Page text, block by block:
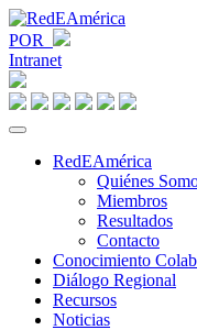
POR
Intranet
RedEAmérica
Quiénes
Miembros
Resultados
Contacto
Conocimiento
Diálogo Regional
Recursos
Noticias